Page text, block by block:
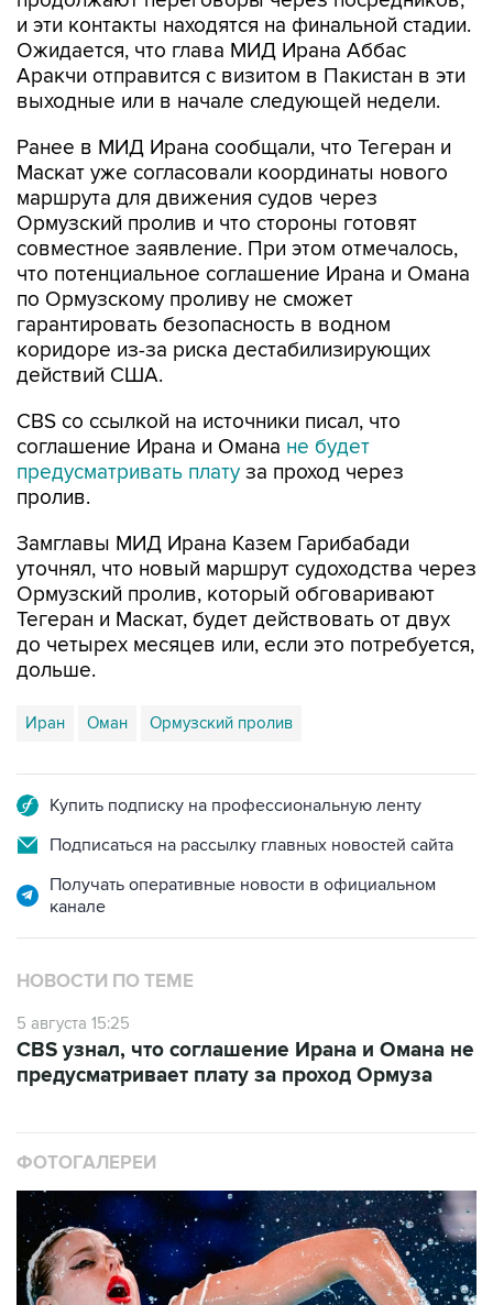
и эти контакты находятся на финальной стадии.
Ожидается, что глава МИД Ирана Аббас
Аракчи отправится с визитом в Пакистан в эти
выходные или в начале следующей недели.
Ранее в МИД Ирана сообщали, что Тегеран и
Маскат уже согласовали координаты нового
маршрута для движения судов через
Ормузский пролив и что стороны готовят
совместное заявление. При этом отмечалось,
что потенциальное соглашение Ирана и Омана
по Ормузскому проливу не сможет
гарантировать безопасность в водном
коридоре из-за риска дестабилизирующих
действий США.
CBS со ссылкой на источники писал, что
соглашение Ирана и Омана не будет
предусматривать плату за проход через
пролив.
Замглавы МИД Ирана Казем Гарибабади
уточнял, что новый маршрут судоходства через
Ормузский пролив, который обговаривают
Тегеран и Маскат, будет действовать от двух
до четырех месяцев или, если это потребуется,
дольше.
Иран Оман Ормузский пролив
Купить подписку на профессиональную ленту
Подписаться на рассылку главных новостей сайта
Получать оперативные новости в официальном
канале
НОВОСТИ ПО ТЕМЕ
5 августа 15:25
CBS узнал, что соглашение Ирана и Омана не
предусматривает плату за проход Ормуза
ФОТОГАЛЕРЕИ